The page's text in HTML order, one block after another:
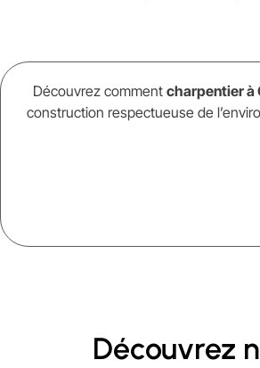
Découvrez comment charpentier à
construction respectueuse de
Découvrez